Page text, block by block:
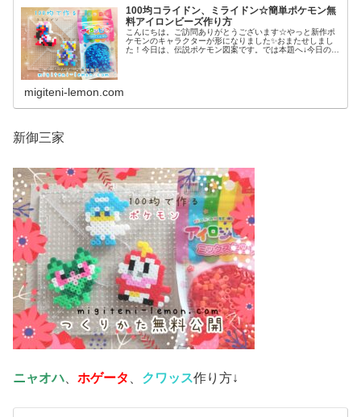
100均コライドン、ミライドン☆簡単ポケモン無
料アイロンビーズ作り方
こんにちは。ご訪問ありがとうございます☆やっと新作ポ
ケモンのキャラクターが形になりました✨おまたせしまし
た！今日は、伝説ポケモン図案です。では本題へ↓今日の作
migiteni-lemon.com
新御三家
ニャオハ ホゲータ クワッス作り方↓